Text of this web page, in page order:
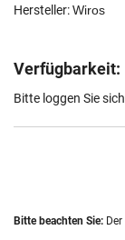
Hersteller:Wiros
Verfügbarkeit:
Bitte loggen Sie
Bitte beachten Sie: